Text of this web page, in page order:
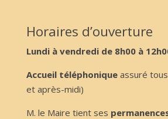
Horaires d’ouverture
Lundi à vendredi de 8h00 à
Accueil téléphoniqueassuré
et après-midi)
M. le Maire tient ses